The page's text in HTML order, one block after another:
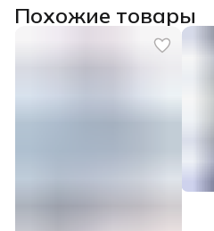
Похожие товары